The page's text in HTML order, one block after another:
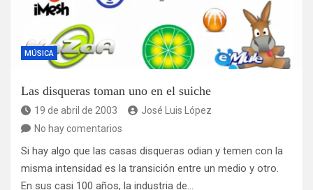
MÚSICA
Las disqueras toman uno en el suiche
19 de abril de 2003
José Luis López
No hay comentarios
Si hay algo que las casas disqueras odian y temen con la
misma intensidad es la transición entre un medio y otro.
En sus casi 100 años, la industria de…